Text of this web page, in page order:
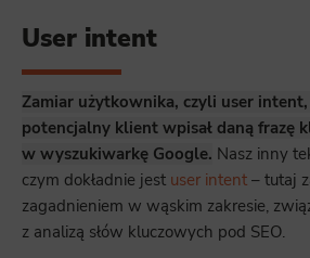
User intent
Zamiar użytkownika, czyli user
potencjalny klient wpisał daną frazę
w wyszukiwarkę Google. Nasz inny
czym dokładnie jest user intent – tutaj
zagadnieniem w wąskim zakresie,
z analizą słów kluczowych pod SEO.